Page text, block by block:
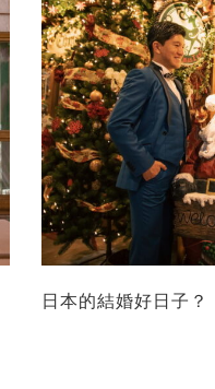
日本的結婚好日子？